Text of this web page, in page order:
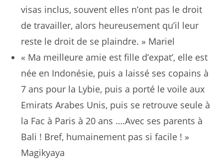
visas inclus, souvent elles n’ont pas le droit
de travailler, alors heureusement qu’il leur
reste le droit de se plaindre. » Mariel
« Ma meilleure amie est fille d’expat’, elle est
née en Indonésie, puis a laissé ses copains à
7 ans pour la Lybie, puis a porté le voile aux
Emirats Arabes Unis, puis se retrouve seule à
la Fac à Paris à 20 ans ….Avec ses parents à
Bali ! Bref, humainement pas si facile ! »
Magikyaya